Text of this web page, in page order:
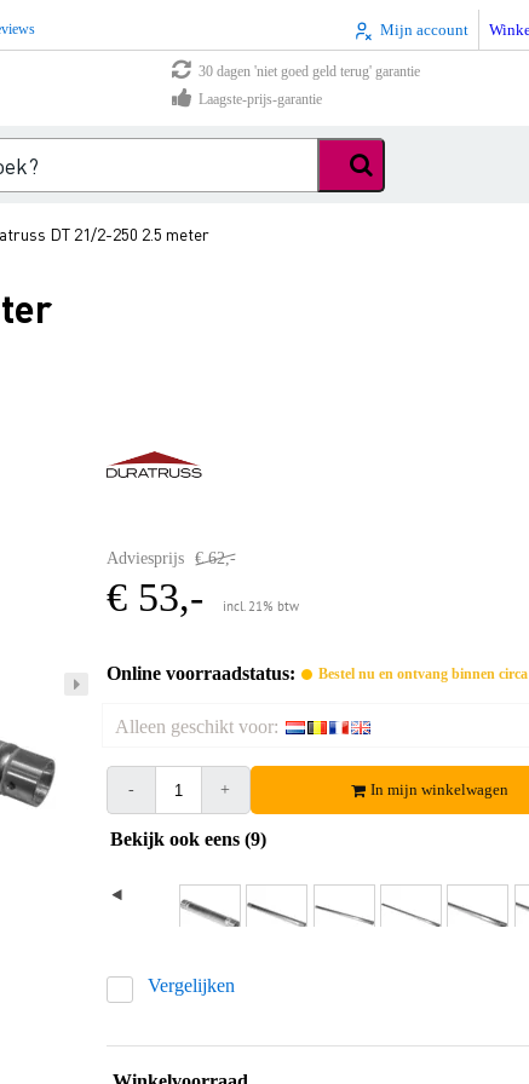
Mijn account
30 dagen 'niet goed geld terug' garantie
Laagste-prijs-garantie
DT 21/2-250 2.5 meter
Adviesprijs € 62,-
€ 53,- incl. 21% btw
Online voorraadstatus: Bestel nu en ontvang binnen
Alleen geschikt voor:
- + In mijn winkelwagen
Bekijk ook eens (9)
Vergelijken